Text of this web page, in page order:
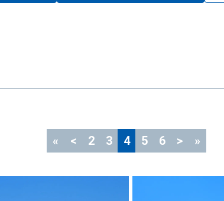
« < 2 3 4 5 6 > »